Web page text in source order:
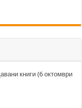
книги (6 октомври